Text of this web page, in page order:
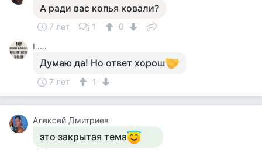
А ради вас копья ковали?
7 лет 1
0
L….
Думаю да! Но ответ хорош
7 лет 1
Алексей Дмитриев
это закрытая тема